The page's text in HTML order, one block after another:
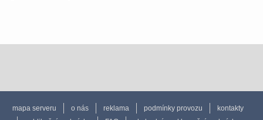
mapa serveru o nás reklama podmínky provozu
kontakty